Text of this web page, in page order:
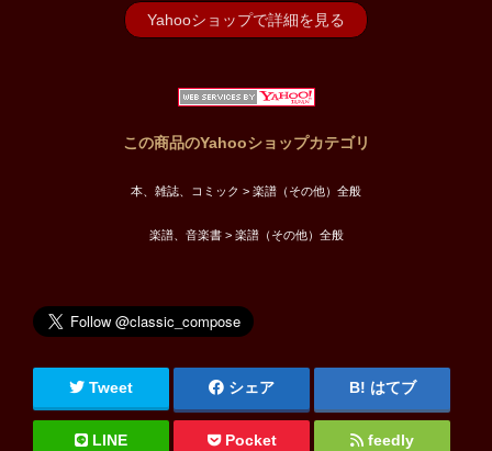
Yahooショップで詳細を見る
この商品のYahooショップカテゴリ
本、雑誌、コミック > 楽譜（その他）全般
楽譜、音楽書 > 楽譜（その他）全般
Tweet シェア はてブ
LINE Pocket feedly